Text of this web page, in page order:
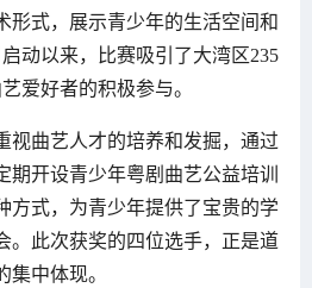
形式，展示青少年的生活空间和
动以来，比赛吸引了大湾区235
爱好者的积极参与。
视曲艺人才的培养和发掘，通过
开设青少年粤剧曲艺公益培训
方式，为青少年提供了宝贵的学
。此次获奖的四位选手，正是道
中体现。